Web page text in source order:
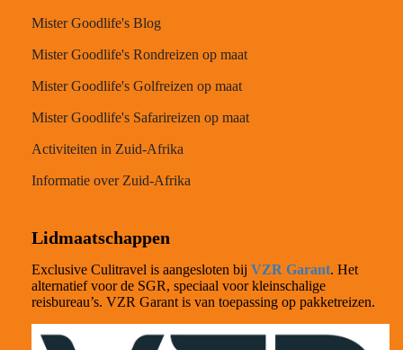
Mister Goodlife's Blog
Mister Goodlife's Rondreizen op maat
Mister Goodlife's Golfreizen op maat
Mister Goodlife's Safarireizen op maat
Activiteiten in Zuid-Afrika
Informatie over Zuid-Afrika
Lidmaatschappen
Exclusive Culitravel is aangesloten bij VZR Garant. Het
alternatief voor de SGR, speciaal voor kleinschalige
reisbureau’s. VZR Garant is van toepassing op pakketreizen.